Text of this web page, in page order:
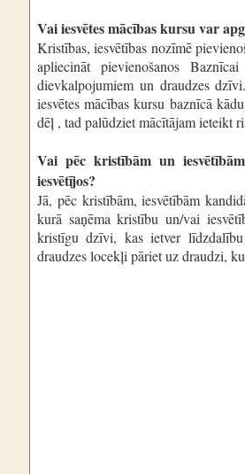
Vai iesvētes mācības kursu var
Kristības, iesvētības nozīmē
apliecināt pievienošanos
dievkalpojumiem un draudzes
iesvētes mācības kursu baznīcā
dēļ , tad palūdziet mācītājam ieteikt
Vai pēc kristībām un
iesvētījos?
Jā, pēc kristībām, iesvētībām
kurā saņēma kristību un/vai
kristīgu dzīvi, kas ietver
draudzes locekļi pāriet uz draudzi,